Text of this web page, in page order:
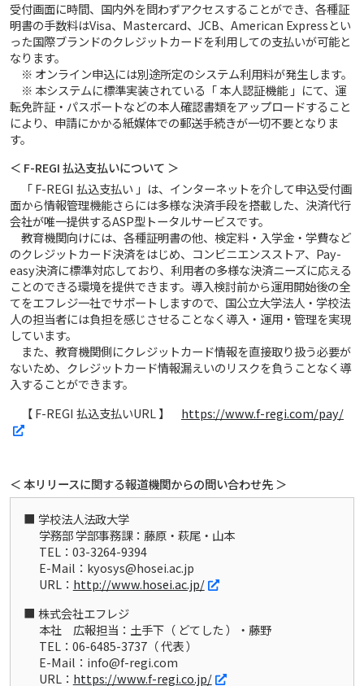
受付画面に時間、国内外を問わずアクセスすることができ、各種証
明書の手数料はVisa、Mastercard、JCB、American Expressとい
った国際ブランドのクレジットカードを利用しての支払いが可能と
なります。
※ オンライン申込には別途所定のシステム利用料が発生します。
※ 本システムに標準実装されている「 本人認証機能 」にて、運
転免許証・パスポートなどの本人確認書類をアップロードすること
により、申請にかかる紙媒体での郵送手続きが一切不要となりま
す。
＜ F-REGI 払込支払いについて ＞
「 F-REGI 払込支払い 」は、インターネットを介して申込受付画
面から情報管理機能さらには多様な決済手段を搭載した、決済代行
会社が唯一提供するASP型トータルサービスです。
教育機関向けには、各種証明書の他、検定料・入学金・学費など
のクレジットカード決済をはじめ、コンビニエンスストア、Pay-
easy決済に標準対応しており、利用者の多様な決済ニーズに応える
ことのできる環境を提供できます。導入検討前から運用開始後の全
てをエフレジ一社でサポートしますので、国公立大学法人・学校法
人の担当者には負担を感じさせることなく導入・運用・管理を実現
しています。
また、教育機関側にクレジットカード情報を直接取り扱う必要が
ないため、クレジットカード情報漏えいのリスクを負うことなく導
入することができます。
【 F-REGI 払込支払いURL 】 https://www.f-regi.com/pay/
＜ 本リリースに関する報道機関からの問い合わせ先 ＞
学校法人法政大学
学務部 学部事務課：藤原・萩尾・山本
TEL：03-3264-9394
E-Mail：kyosys@hosei.ac.jp
URL： http://www.hosei.ac.jp/
株式会社エフレジ
本社 広報担当：土手下（ どてした ）・藤野
TEL：06-6485-3737（ 代表 ）
E-Mail：info@f-regi.com
URL： https://www.f-regi.co.jp/